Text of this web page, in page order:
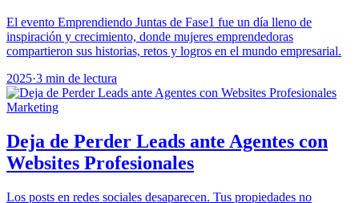
El evento Emprendiendo Juntas de Fase1 fue un día lleno de
inspiración y crecimiento, donde mujeres emprendedoras
compartieron sus historias, retos y logros en el mundo empresarial.
2025·3 min de lectura
Marketing
Deja de Perder Leads ante Agentes con
Websites Profesionales
Los posts en redes sociales desaparecen. Tus propiedades no